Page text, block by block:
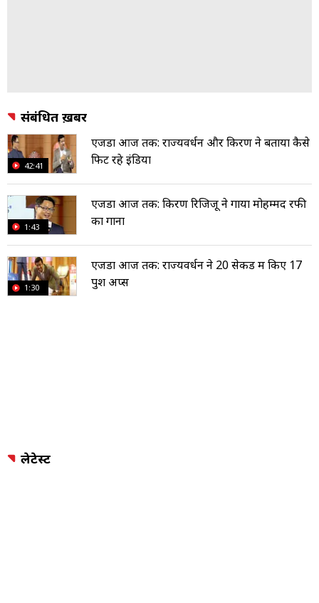
संबंधित ख़बरें
42:41
एजेंडा आज तक: राज्यवर्धन और किरण ने बताया कैसे
फिट रहे इंडिया
1:43
एजेंडा आज तक: किरण रिजिजू ने गाया मोहम्मद रफी
का गाना
1:30
एजेंडा आज तक: राज्यवर्धन ने 20 सेकेंड में किए 17
पुश अप्स
लेटेस्ट